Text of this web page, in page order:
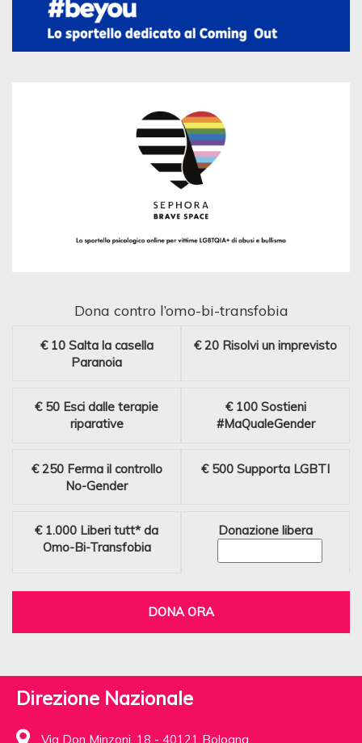
Dona contro l’omo-bi-transfobia
€ 10 Salta la casella
Paranoia
€ 20 Risolvi un imprevisto
€ 50 Esci dalle terapie
riparative
€ 100 Sostieni
#MaQualeGender
€ 250 Ferma il controllo
No-Gender
€ 500 Supporta LGBTI
€ 1.000 Liberi tutt* da
Omo-Bi-Transfobia
Donazione libera
DONA ORA
Direzione Nazionale
Via Don Minzoni, 18 - 40121 Bologna